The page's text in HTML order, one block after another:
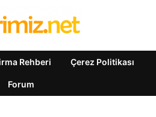
Rehberi Çerez Politikası
Forum